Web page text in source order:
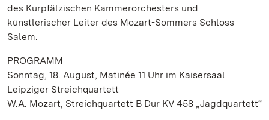
des Kurpfälzischen Kammerorchesters und
künstlerischer Leiter des Mozart-Sommers Schloss
Salem.
PROGRAMM
Sonntag, 18. August, Matinée 11 Uhr im Kaisersaal
Leipziger Streichquartett
W.A. Mozart, Streichquartett B Dur KV 458 „Jagdquartett“